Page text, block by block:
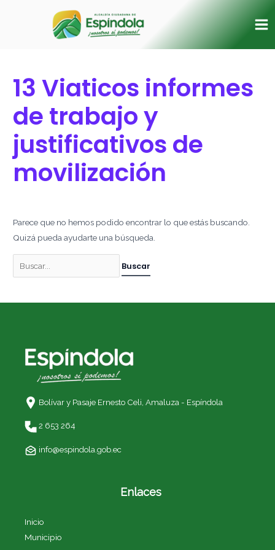
13 Viaticos informes
de trabajo y
justificativos de
movilización
Parece que no hemos podido encontrar lo que estás buscando.
Quizá pueda ayudarte una búsqueda.
Bolívar y Pasaje Ernesto Celi, Amaluza - Espíndola
2 653 264
info@espindola.gob.ec
Enlaces
Inicio
Municipio